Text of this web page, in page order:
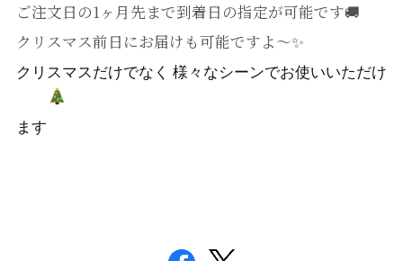
ご注文日の1ヶ月先まで到着日の指定が可能です🚚
クリスマス前日にお届けも可能ですよ～✨
クリスマスだけでなく 様々なシーンでお使いいただけ
ます